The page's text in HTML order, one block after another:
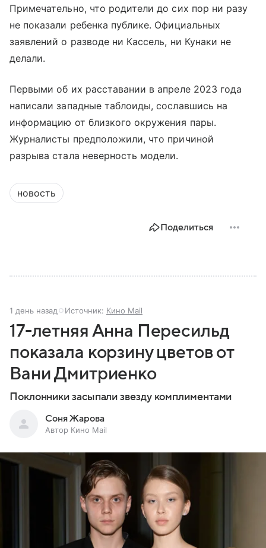
Примечательно, что родители до сих пор ни разу
не показали ребенка публике. Официальных
заявлений о разводе ни Кассель, ни Кунаки не
делали.
Первыми об их расставании в апреле 2023 года
написали западные таблоиды, сославшись на
информацию от близкого окружения пары.
Журналисты предположили, что причиной
разрыва стала неверность модели.
новость
Поделиться
1 день назад Источник: Кино Mail
17-летняя Анна Пересильд
показала корзину цветов от
Вани Дмитриенко
Поклонники засыпали звезду комплиментами
Соня Жарова
Автор Кино Mail